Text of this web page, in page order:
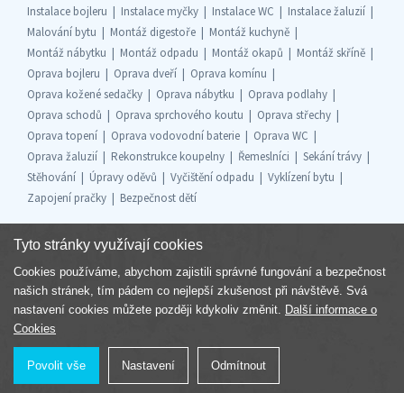
Instalace bojleru
Instalace myčky Instalace WC
Instalace žaluzií
Malování bytu
Montáž digestoře
Montáž kuchyně
Montáž nábytku
Montáž odpadu Montáž okapů
Montáž skříně
Oprava bojleru
Oprava dveří
Oprava komínu
Oprava kožené sedačky
Oprava nábytku
Oprava podlahy
Oprava schodů
Oprava sprchového koutu
Oprava střechy
Oprava topení
Oprava vodovodní baterie
Oprava WC
Oprava žaluzií
Rekonstrukce koupelny Řemeslníci
Sekání trávy
Stěhování
Úpravy oděvů Vyčištění odpadu
Vyklízení bytu
Zapojení pračky
Bezpečnost dětí
Součást skupiny
Tyto stránky využívají cookies
Cookies používáme, abychom zajistili správné fungování a bezpečnost
našich stránek, tím pádem co nejlepší zkušenost při návštěvě. Svá
nastavení cookies můžete později kdykoliv změnit. Další informace o
Cookies
Povolit vše Nastavení Odmítnout